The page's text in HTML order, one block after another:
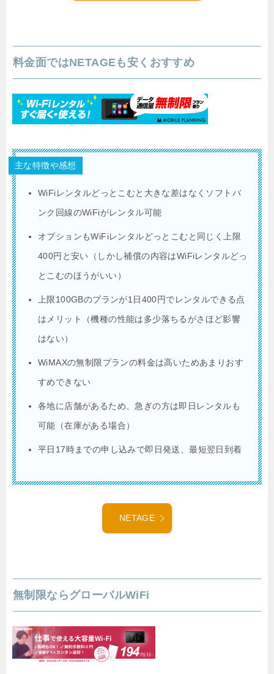
料金面ではNETAGEも安くおすすめ
主な特徴や感想
WiFiレンタルどっとこむと大きな差はなくソフトバ
ンク回線のWiFiがレンタル可能
オプションもWiFiレンタルどっとこむと同じく上限
400円と安い（しかし補償の内容はWiFiレンタルどっ
とこむのほうがいい）
上限100GBのプランが1日400円でレンタルできる点
はメリット（機種の性能は多少落ちるがさほど影響
はない）
WiMAXの無制限プランの料金は高いためあまりおす
すめできない
各地に店舗があるため、急ぎの方は即日レンタルも
可能（在庫がある場合）
平日17時までの申し込みで即日発送、最短翌日到着
NETAGE
無制限ならグローバルWiFi